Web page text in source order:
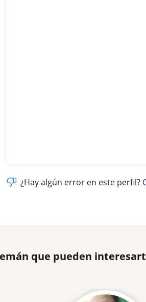
¿Hay algún error en este perfil?
que pueden